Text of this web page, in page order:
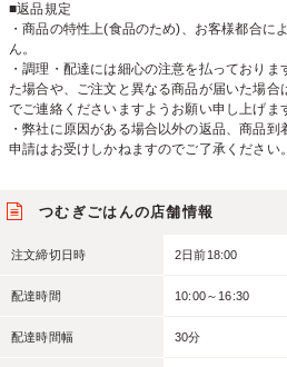
■返品規定
・商品の特性上(食品のため)、お客様都合に
ん。
・調理・配達には細心の注意を払っており
た場合や、ご注文と異なる商品が届いた場合
でご連絡くださいますようお願い申し上げま
・弊社に原因がある場合以外の返品、商品
申請はお受けしかねますのでご了承ください。
つむぎごはんの店舗情報
注文締切日時 2日前18:00
配達時間 10:00～16:30
配達時間幅 30分